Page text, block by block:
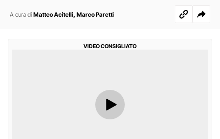
A cura di Matteo Acitelli, Marco Paretti
VIDEO CONSIGLIATO